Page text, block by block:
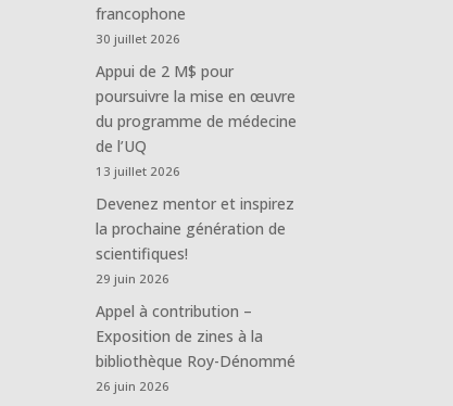
francophone
30 juillet 2026
Appui de 2 M$ pour
poursuivre la mise en œuvre
du programme de médecine
de l’UQ
13 juillet 2026
Devenez mentor et inspirez
la prochaine génération de
scientifiques!
29 juin 2026
Appel à contribution –
Exposition de zines à la
bibliothèque Roy-Dénommé
26 juin 2026